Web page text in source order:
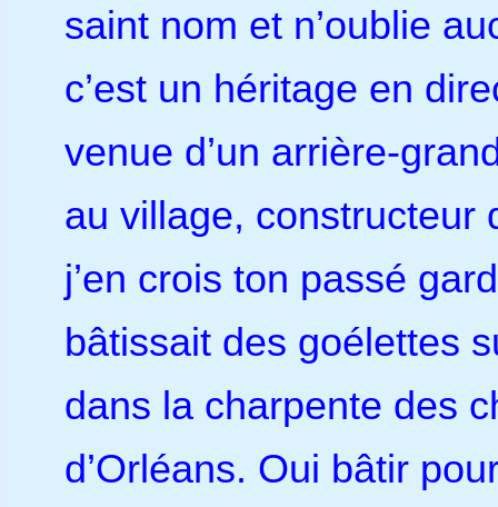
saint nom et n’oublie
c’est un héritage en
venue d’un arrière-
au village, constructeur
j’en crois ton passé
bâtissait des goélettes
dans la charpente des
d’Orléans. Oui bâtir